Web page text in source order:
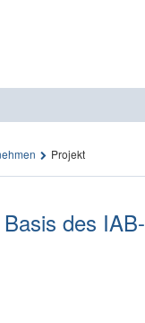
Projekt
des IAB-